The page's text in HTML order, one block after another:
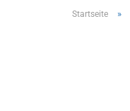
FUNDGRUBE
Startseite »